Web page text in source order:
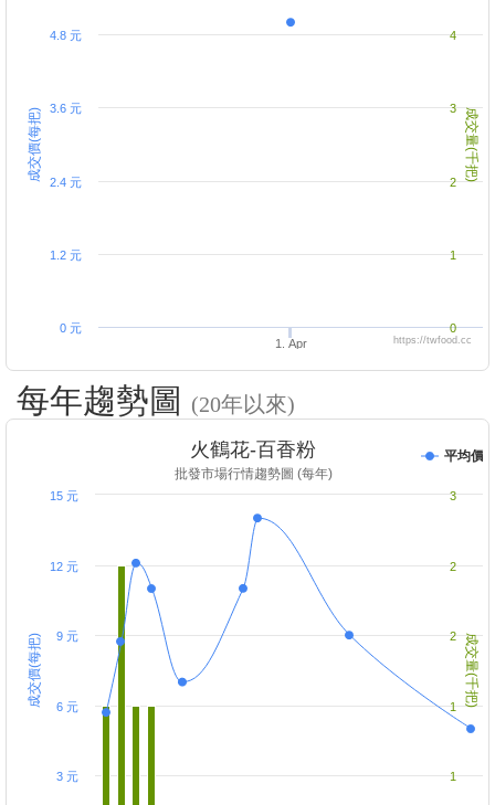
成交價(每把) 成交量(千把)
1. Apr
0 元
1.2 元
2.4 元
3.6 元
4.8 元
0
1
2
3
4
https://twfood.cc
每年趨勢圖 (20年以來)
成交價(每把) 成交量(千把)
火鶴花-百香粉
批發市場行情趨勢圖 (每年)
平均價
3 元
6 元
9 元
12 元
15 元
1
1
2
2
3